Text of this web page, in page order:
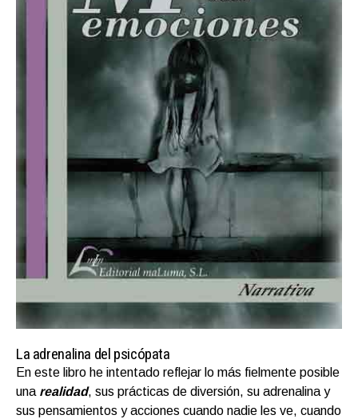
La adrenalina del psicópata
En este libro he intentado reflejar lo más fielmente posible
una realidad, sus prácticas de diversión, su adrenalina y
sus pensamientos y acciones cuando nadie les ve, cuando